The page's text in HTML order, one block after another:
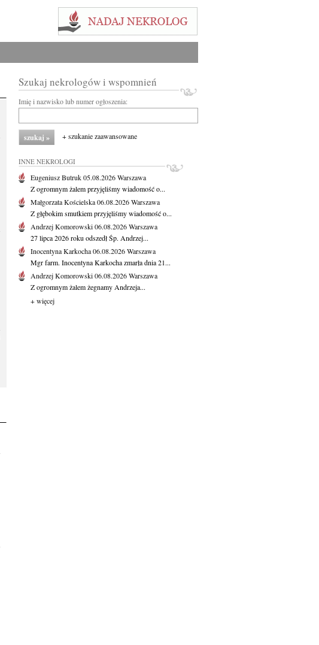
Szukaj nekrologów i wspomnień
Imię i nazwisko lub numer ogłoszenia:
+ szukanie zaawansowane
INNE NEKROLOGI
Eugeniusz Butruk05.08.2026Warszawa
Z ogromnym żalem przyjęliśmy wiadomość o...
Małgorzata Kościelska06.08.2026Warszawa
Z głębokim smutkiem przyjęliśmy wiadomość o...
Andrzej Komorowski06.08.2026Warszawa
27 lipca 2026 roku odszedł Śp. Andrzej...
Inocentyna Karkocha06.08.2026Warszawa
Mgr farm. Inocentyna Karkocha zmarła dnia 21...
Andrzej Komorowski06.08.2026Warszawa
Z ogromnym żalem żegnamy Andrzeja...
+ więcej